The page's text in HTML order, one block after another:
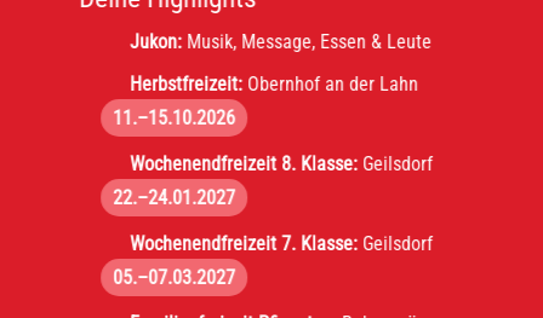
Jukon:Musik, Message, Essen & Leute
Herbstfreizeit:Obernhof an der Lahn
11.–15.10.2026
Wochenendfreizeit 8. Klasse:Geilsdorf
22.–24.01.2027
Wochenendfreizeit 7. Klasse:Geilsdorf
05.–07.03.2027